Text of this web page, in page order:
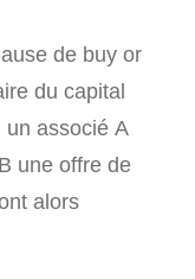
de buy or
du capital
un associé A
une offre de
alors